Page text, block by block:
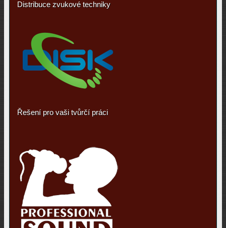
Distribuce zvukové techniky
Řešení pro vaši tvůrčí práci